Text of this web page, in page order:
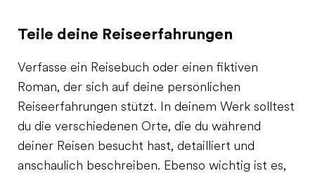
Teile deine Reiseerfahrungen
Verfasse ein Reisebuch oder einen fiktiven
Roman, der sich auf deine persönlichen
Reiseerfahrungen stützt. In deinem Werk solltest
du die verschiedenen Orte, die du während
deiner Reisen besucht hast, detailliert und
anschaulich beschreiben. Ebenso wichtig ist es,